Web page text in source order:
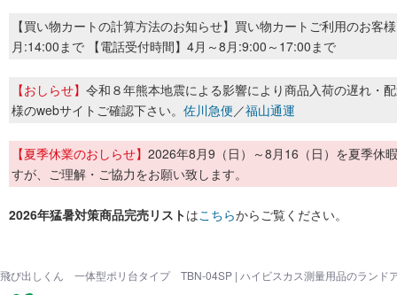
【買い物カートの計算方法のお知らせ】買い物カートご利用のお客
月:14:00まで 【電話受付時間】4月～8月:9:00～17:00まで
【おしらせ】 令和８年熊本地震による影響により商品入荷の遅れ・
様のwebサイトご確認下さい。 佐川急便／福山通運
【夏季休業のおしらせ】 2026年8月9（日）～8月16（日）を夏季休
すが、ご理解・ご協力をお願い致します。
2026年猛暑対策商品完売リストはこちらからご覧ください。
飛び出しくん 一体型ポリ台タイプ TBN-04SP | ハイビスカス測量用品のランド